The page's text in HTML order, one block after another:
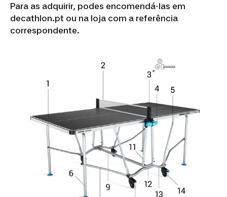
Para as adquirir, podes encomendá-las em
decathlon.pt ou na loja com a referência
correspondente.